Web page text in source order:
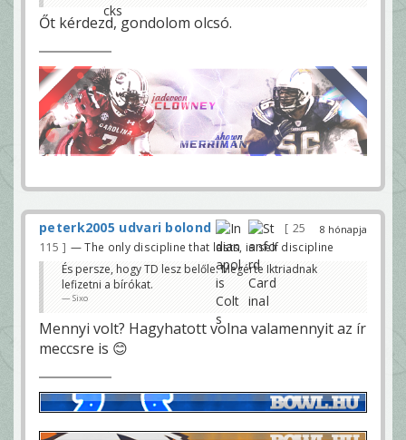
Őt kérdezd, gondolom olcsó.
8 hónapja
peterk2005 udvari bolond
25
115
— The only discipline that lasts, is self discipline
És persze, hogy TD lesz belőle. Megérte Iktriadnak
lefizetni a bírókat.
Sixo
Mennyi volt? Hagyhatott volna valamennyit az ír
meccsre is 😊